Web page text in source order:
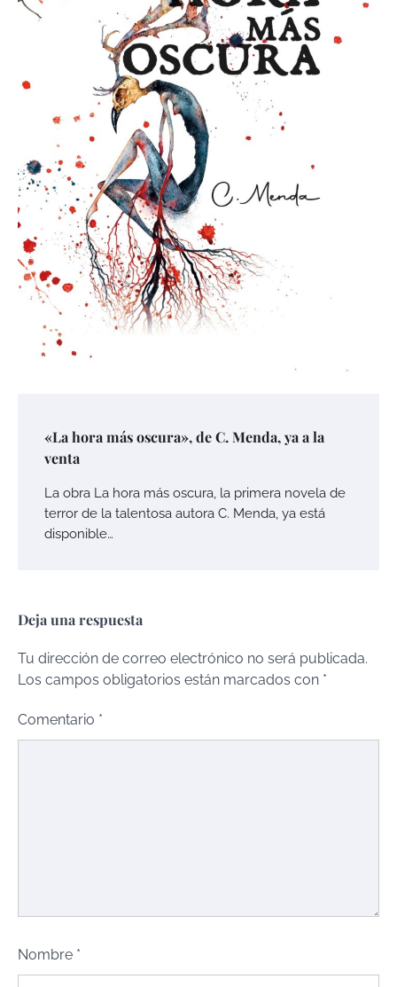
«La hora más oscura», de C. Menda, ya a la
venta
La obra La hora más oscura, la primera novela de
terror de la talentosa autora C. Menda, ya está
disponible…
Deja una respuesta
Tu dirección de correo electrónico no será publicada.
Los campos obligatorios están marcados con *
Comentario *
Nombre *